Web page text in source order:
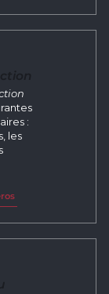
:
les
onglet